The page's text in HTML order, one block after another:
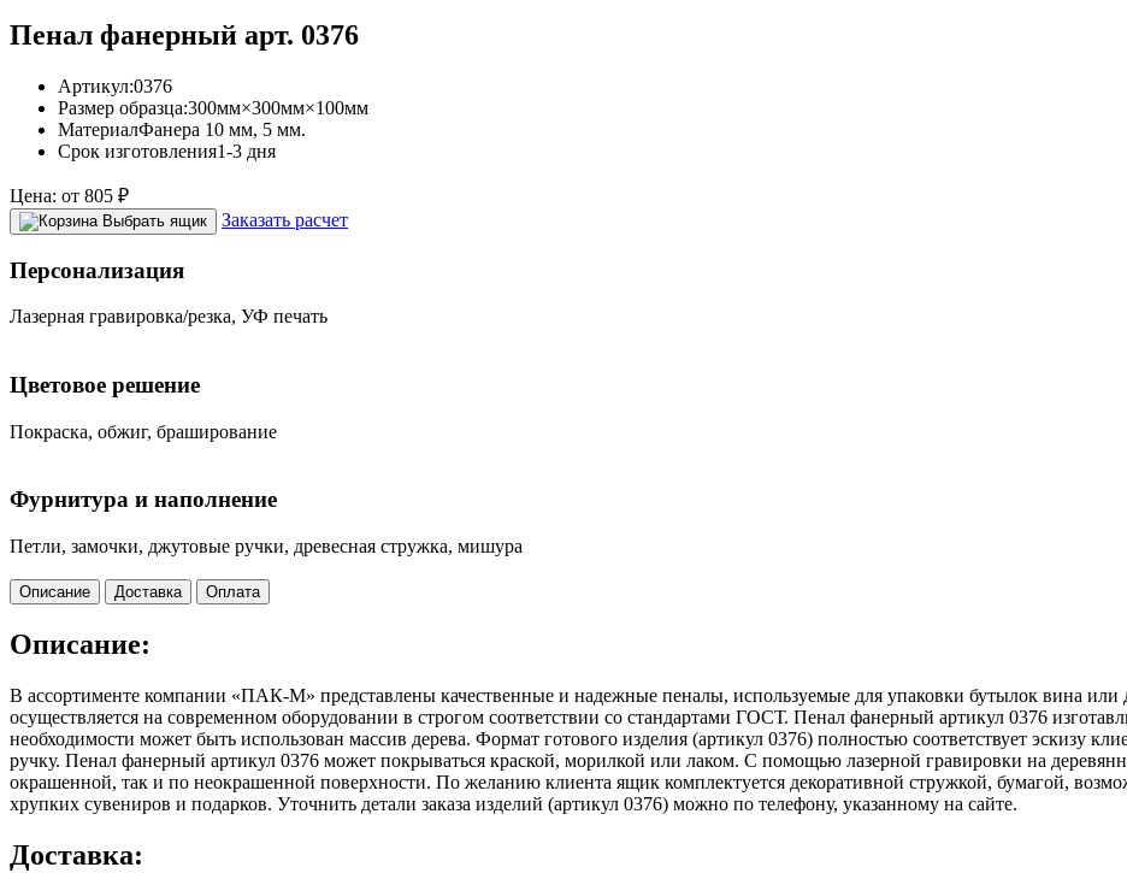
Пенал фанерный арт. 0376
Артикул:0376
Размер образца:300мм×300мм×100мм
МатериалФанера 10 мм, 5 мм.
Срок изготовления1-3 дня
Цена: от 805 ₽
Выбрать ящик Заказать расчет
Персонализация
Лазерная гравировка/резка, УФ печать
Цветовое решение
Покраска, обжиг, браширование
Фурнитура и наполнение
Петли, замочки, джутовые ручки, древесная стружка, мишура
Описание Доставка Оплата
Описание:
В ассортименте компании «ПАК-М» представлены качественные и надежные пеналы, используемые для упаковки бутылок вина
осуществляется на современном оборудовании в строгом соответствии со стандартами ГОСТ. Пенал фанерный артикул 0376
необходимости может быть использован массив дерева. Формат готового изделия (артикул 0376) полностью соответствует эскизу
ручку. Пенал фанерный артикул 0376 может покрываться краской, морилкой или лаком. С помощью лазерной гравировки на
окрашенной, так и по неокрашенной поверхности. По желанию клиента ящик комплектуется декоративной стружкой, бумагой,
хрупких сувениров и подарков. Уточнить детали заказа изделий (артикул 0376) можно по телефону, указанному на сайте.
Доставка: